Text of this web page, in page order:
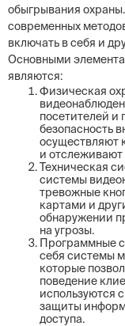
обыгрывания
современных
включать в себя и
Основными
являются:
Физическая
посетителей и
безопасность
осуществляют
и отслеживают
Техническая
системы
тревожные
картами и
обнаружении
на угрозы.
Программные
себя системы
которые
поведение
используются
защиты
доступа.